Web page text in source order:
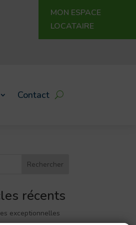
MON ESPACE
LOCATAIRE
Contact
Rechercher
récents
exceptionnelles